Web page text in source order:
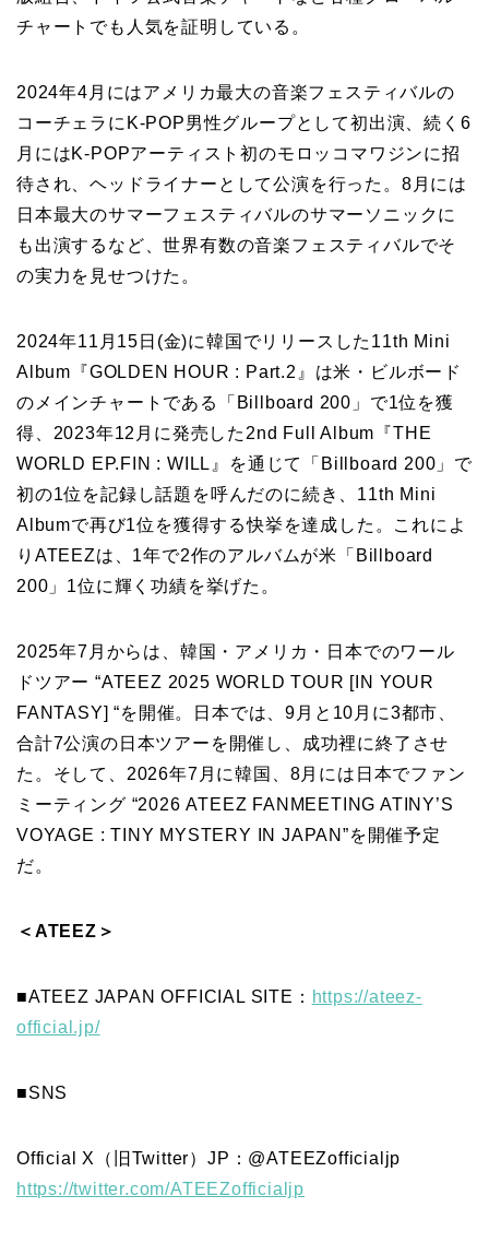
チャートでも人気を証明している。
2024年4月にはアメリカ最大の音楽フェスティバルの
コーチェラにK-POP男性グループとして初出演、続く6
月にはK-POPアーティスト初のモロッコマワジンに招
待され、ヘッドライナーとして公演を行った。8月には
日本最大のサマーフェスティバルのサマーソニックに
も出演するなど、世界有数の音楽フェスティバルでそ
の実力を見せつけた。
2024年11月15日(金)に韓国でリリースした11th Mini
Album『GOLDEN HOUR : Part.2』は米・ビルボード
のメインチャートである「Billboard 200」で1位を獲
得、2023年12月に発売した2nd Full Album『THE
WORLD EP.FIN : WILL』を通じて「Billboard 200」で
初の1位を記録し話題を呼んだのに続き、11th Mini
Albumで再び1位を獲得する快挙を達成した。これによ
りATEEZは、1年で2作のアルバムが米「Billboard
200」1位に輝く功績を挙げた。
2025年7月からは、韓国・アメリカ・日本でのワール
ドツアー “ATEEZ 2025 WORLD TOUR [IN YOUR
FANTASY] “を開催。日本では、9月と10月に3都市、
合計7公演の日本ツアーを開催し、成功裡に終了させ
た。そして、2026年7月に韓国、8月には日本でファン
ミーティング “2026 ATEEZ FANMEETING ATINY’S
VOYAGE : TINY MYSTERY IN JAPAN”を開催予定
だ。
＜ATEEZ＞
■ATEEZ JAPAN OFFICIAL SITE： https://ateez-
official.jp/
■SNS
Official X（旧Twitter）JP：@ATEEZofficialjp
https://twitter.com/ATEEZofficialjp